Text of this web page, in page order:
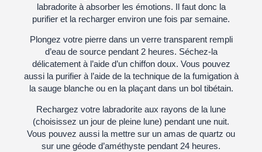
labradorite à absorber les émotions. Il faut donc la
purifier et la recharger environ une fois par semaine.
Plongez votre pierre dans un verre transparent rempli
d’eau de source pendant 2 heures. Séchez-la
délicatement à l’aide d’un chiffon doux. Vous pouvez
aussi la purifier à l’aide de la technique de la fumigation à
la sauge blanche ou en la plaçant dans un bol tibétain.
Rechargez votre labradorite aux rayons de la lune
(choisissez un jour de pleine lune) pendant une nuit.
Vous pouvez aussi la mettre sur un amas de quartz ou
sur une géode d’améthyste pendant 24 heures.